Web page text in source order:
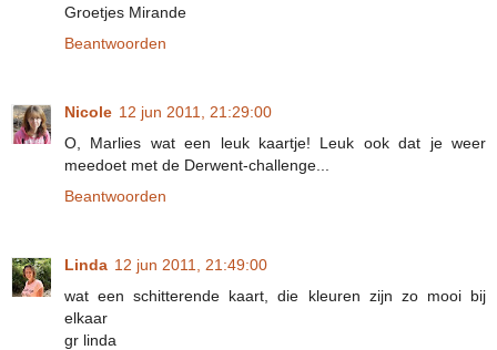
Groetjes Mirande
Beantwoorden
Nicole 12 jun 2011, 21:29:00
O, Marlies wat een leuk kaartje! Leuk ook dat je weer
meedoet met de Derwent-challenge...
Beantwoorden
Linda 12 jun 2011, 21:49:00
wat een schitterende kaart, die kleuren zijn zo mooi bij
elkaar
gr linda